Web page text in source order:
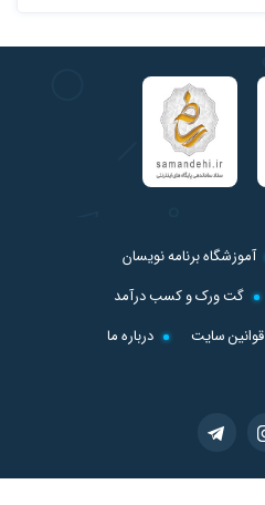
آموزشگاه برنامه نویسان
گت ورک و کسب درآمد
قوانین سایت
درباره ما